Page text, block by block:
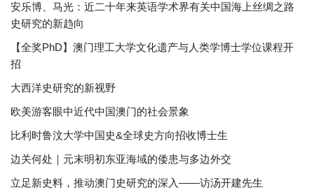
安乐博、马光：近二十年来英语学术界有关中国海上丝绸之路
史研究的新趋向
【全奖PhD】澳门理工大学文化遗产与人类学博士学位课程开
招
大西洋史研究的新视野
欧美游客眼中近代中国澳门的社会景象
比利时鲁汶大学中国史&全球史方向招收博士生
边关何处｜元末明初东亚海域的倭患与多边外交
立足新史料，推动澳门史研究的深入——访汤开建先生